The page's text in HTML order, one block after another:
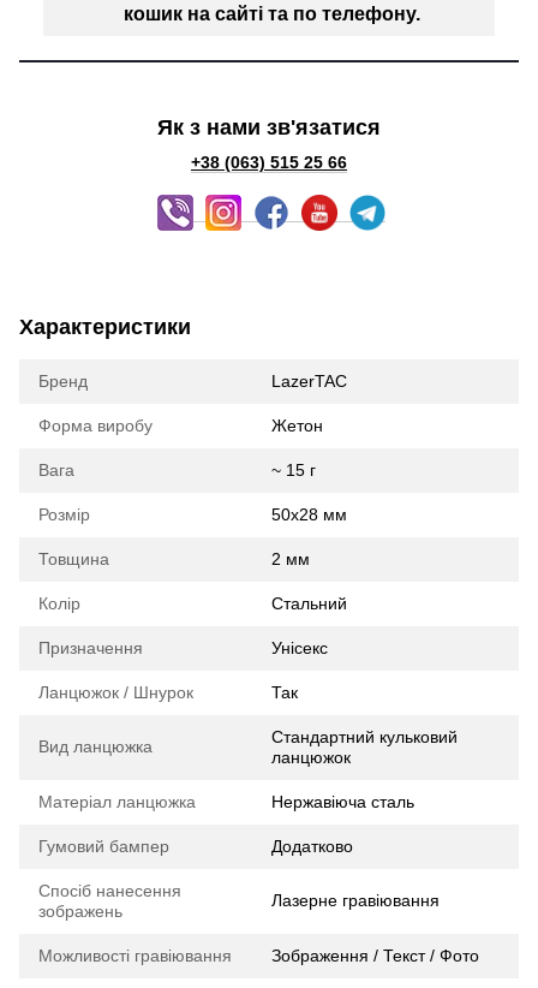
кошик на сайті та по телефону.
Як з нами зв'язатися
+38 (063) 515 25 66
Характеристики
Бренд LazerTAC
Форма виробу Жетон
Вага ~ 15 г
Розмір 50х28 мм
Товщина 2 мм
Колір Стальний
Призначення Унісекс
Ланцюжок / Шнурок Так
Вид ланцюжка
Стандартний кульковий
ланцюжок
Матеріал ланцюжка Нержавіюча сталь
Гумовий бампер Додатково
Спосіб нанесення
зображень
Лазерне гравіювання
Можливості гравіювання Зображення / Текст / Фото